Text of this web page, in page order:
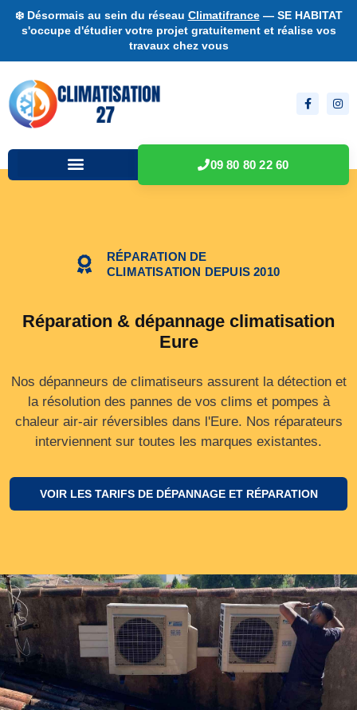
❄️ Désormais au sein du réseau Climatifrance— SE HABITAT
s'occupe d'étudier votre projet gratuitement et réalise vos
travaux chez vous
09 80 80 22 60
RÉPARATION DE
CLIMATISATION DEPUIS 2010
Réparation & dépannage climatisation
Eure
Nos dépanneurs de climatiseurs assurent la détection et
la résolution des pannes de vos clims et pompes à
chaleur air-air réversibles dans l'Eure. Nos réparateurs
interviennent sur toutes les marques existantes.
VOIR LES TARIFS DE DÉPANNAGE ET RÉPARATION